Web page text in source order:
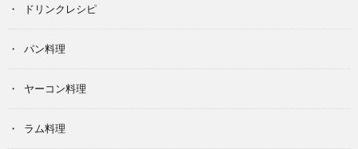
ドリンクレシピ
パン料理
ヤーコン料理
ラム料理